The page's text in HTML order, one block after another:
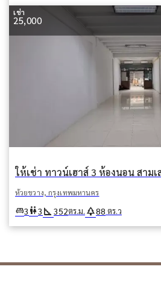
เช่า
25,000
ห้วยขวาง, กรุงเทพมหานคร
king_bed3 wc3 square_foot 352ตร.ม. park88 ตร.ว